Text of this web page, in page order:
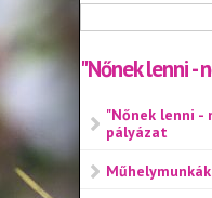
"Nőnek lenni -
"Nőnek lenni -
pályázat
Műhelymunkák